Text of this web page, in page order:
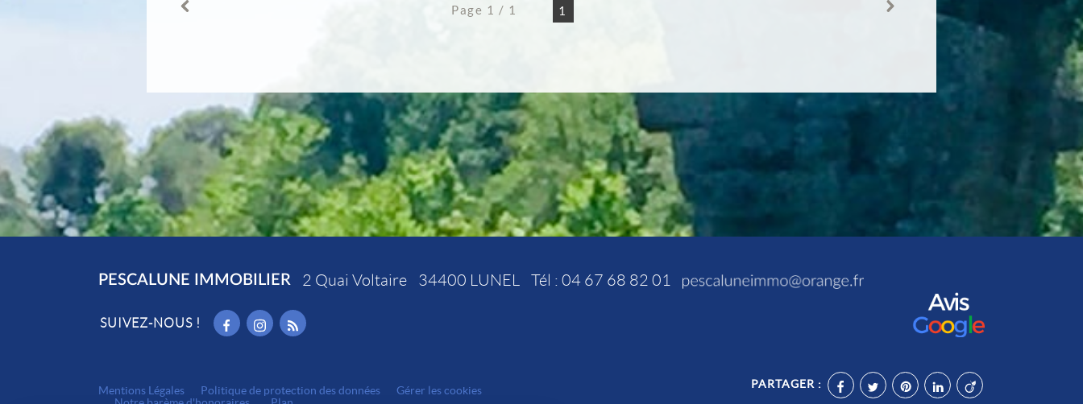
Page 1 / 1 1
PESCALUNE IMMOBILIER 2 Quai Voltaire 34400 LUNEL Tél : 04 67 68 82 01
SUIVEZ-NOUS !
Mentions Légales Politique de protection des données
Gérer les cookies
PARTAGER :